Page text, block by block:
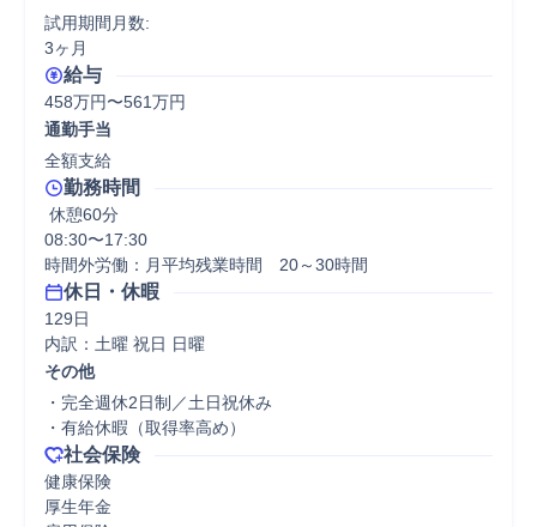
試用期間月数:
3ヶ月
給与
458万円〜561万円
通勤手当
全額支給
勤務時間
休憩60分
08:30〜17:30
時間外労働：月平均残業時間　20～30時間
休日・休暇
129日
内訳：土曜 祝日 日曜
その他
・完全週休2日制／土日祝休み
・有給休暇（取得率高め）
社会保険
健康保険
厚生年金